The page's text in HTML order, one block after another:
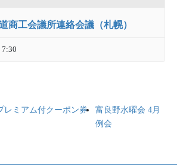
商工会議所連絡会議（札幌）
7:30
レミアム付クーポン券
富良野水曜会 4月
例会